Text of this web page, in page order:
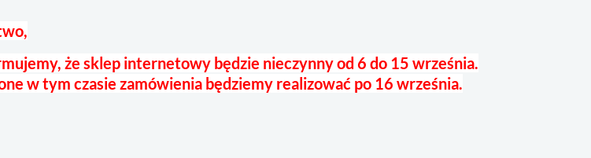
że sklep internetowy będzie nieczynny od 6 do 15 września.
w tym czasie zamówienia będziemy realizować po 16 września.